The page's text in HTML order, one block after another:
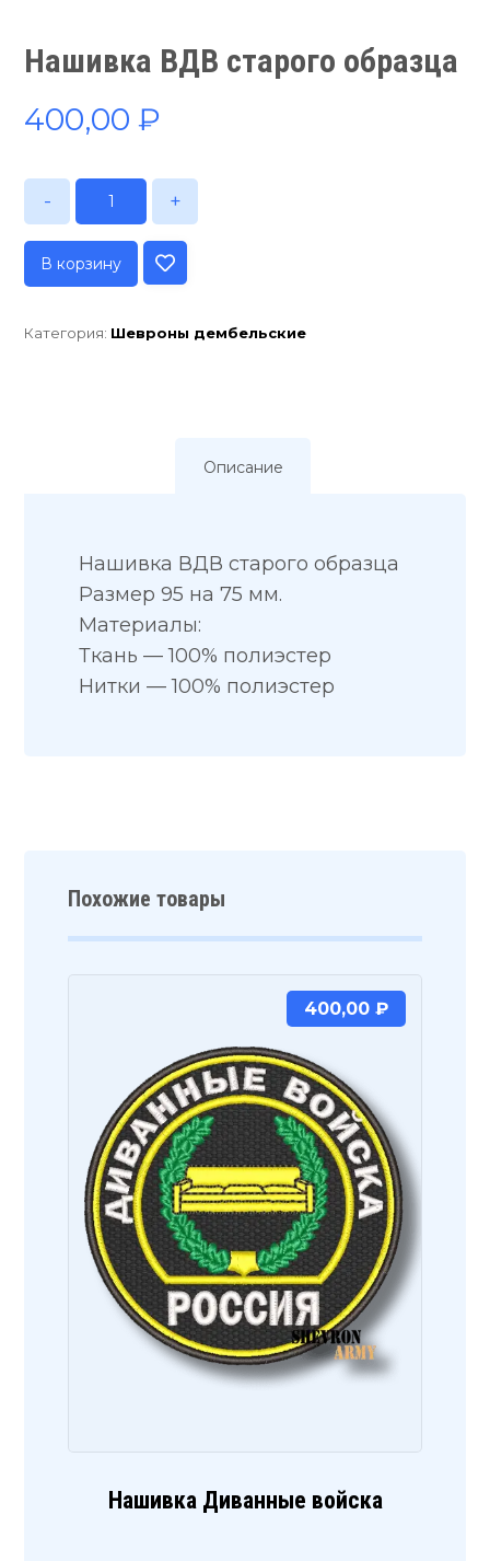
Нашивка ВДВ старого образца
400,00₽
- +
В корзину
Категория: Шевроны дембельские
Описание
Нашивка ВДВ старого образца
Размер 95 на 75 мм.
Материалы:
Ткань — 100% полиэстер
Нитки — 100% полиэстер
Похожие товары
Нашивка Диванные войска
400,00 ₽